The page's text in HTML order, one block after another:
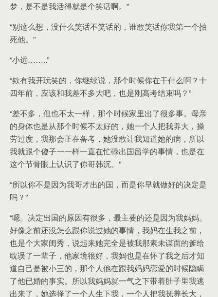
梦，是不是我活得就是个笑话啊。”
“别这么想，没什么笑话不笑话的，谁敢笑话你我第一个拍
死他。”
“小远……..”
“欸有我开玩笑的，你继续说，那个时候你在干什么啊？十
四年前，应该和我差不多大吧，也是刚高考结束吗？”
“差不多，但也不太一样，那个时候家里出了很多事。母亲
的身体也是从那个时候不太好的，她一个人把我养大，操
劳过度，我那会正在备考，她没敢让我知道她的病，所以
我就跟个傻子一一样一直在忙碌出国留学的事情，也是在
这个节骨眼上认识了你哥韩沉。”
“所以你不是因为我哥才出的国，而是你早就做好的决定是
吗？”
“嗯。决定出国的原因有很多，最主要的还是因为我妈妈。
好像之前还没怎么跟你说过她的事情，我妈在生我之前，
也是个大家闺秀，说起来她完全是被我那素未谋面的爹给
耽误了一辈子，他家境很好，我妈也是在怀了我之后才知
道自己是被小三的，那个人他在跟我妈妈恋爱的时候隐瞒
了他已婚的事实。所以我妈妈就一气之下带着肚子里我逃
出来了，她选择了一个人生下我，一个人把我抚养长大，